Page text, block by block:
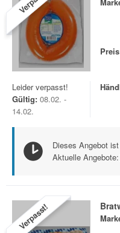
Leider verpasst!
Gültig: 08.02. -
14.02.
Dieses Angebot
Aktuelle Angebote:
Verpasst!